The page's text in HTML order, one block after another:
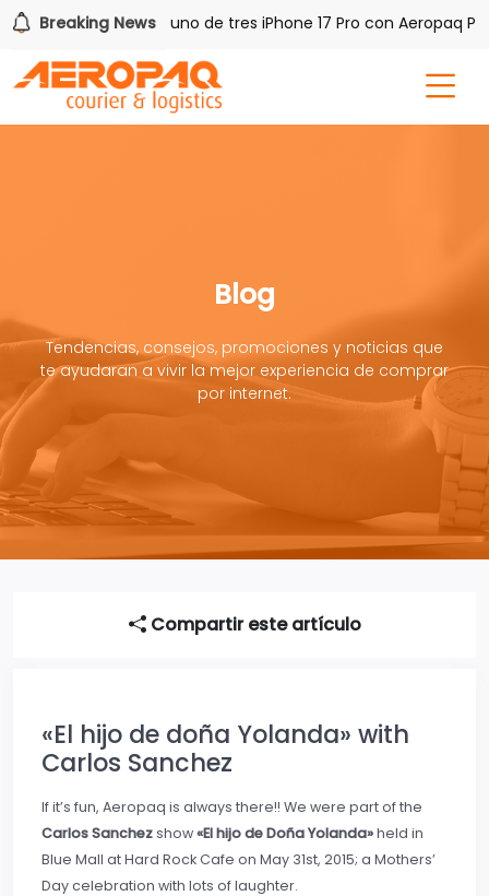
Breaking News
PAQ! Gana uno de tres iPhone 17 Pro con Aeropaq
Blog
Tendencias, consejos, promociones y noticias que
te ayudaran a vivir la mejor experiencia de comprar
por internet.
Compartir este artículo
«El hijo de doña Yolanda» with
Carlos Sanchez
If it’s fun, Aeropaq is always there!! We were part of the
Carlos Sanchezshow«El hijo de Doña Yolanda»held in
Blue Mall at Hard Rock Cafe on May 31st, 2015; a Mothers’
Day celebration with lots of laughter.